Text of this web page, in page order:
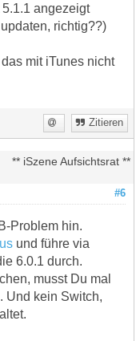
angezeigt
richtig??)
mit iTunes nicht
Zitieren
** iSzene Aufsichtsrat **
#6
Problem hin.
und führe via
6.0.1 durch.
musst Du mal
Und kein Switch,